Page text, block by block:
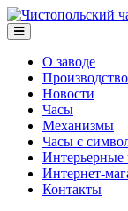
О заводе
Производство
Новости
Часы
Механизмы
Часы с
Интерьерные
Интернет-
Контакты